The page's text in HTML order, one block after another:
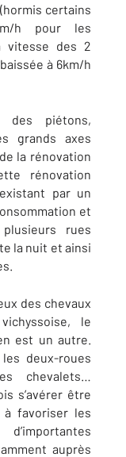
certains
h pour les
vitesse des 2
à 6km/h
des piétons,
grands axes
la rénovation
rénovation
par un
et
rues
la nuit et ainsi
des chevaux
le
est un autre.
deux-roues
chevalets…
s’avérer être
favoriser les
auprès